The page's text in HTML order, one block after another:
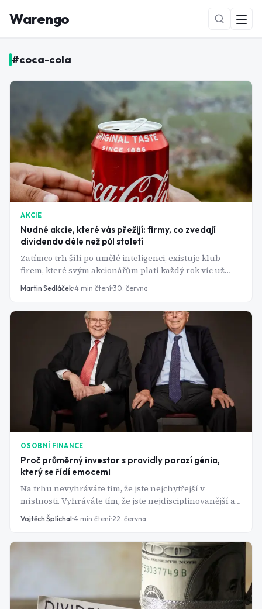
Warengo
NOVÉ
#coca-cola
AKCIE
Nudné akcie, které vás přežijí: firmy, co zvedají
dividendu déle než půl století
Zatímco trh šílí po umělé inteligenci, existuje klub
firem, které svým akcionářům platí každý rok víc už
přes půl století. Říká se jim Dividend Kings - a jsou
Martin Sedláček 4 min čtení 30. června
OSOBNÍ FINANCE
Proč průměrný investor s pravidly porazí génia,
který se řídí emocemi
Na trhu nevyhráváte tím, že jste nejchytřejší v
místnosti. Vyhráváte tím, že jste nejdisciplinovanější a
data to potvrzují rok za rokem.
Vojtěch Šplíchal 4 min čtení 22. června